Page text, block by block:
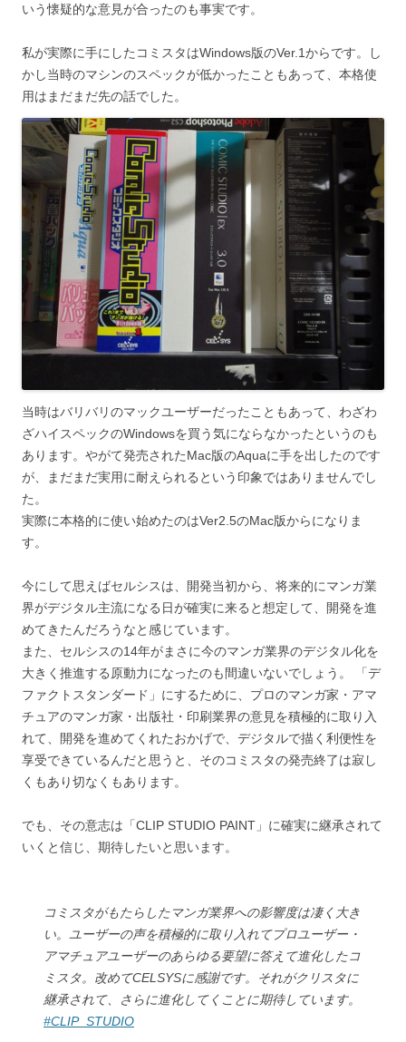
いう懐疑的な意見が合ったのも事実です。
私が実際に手にしたコミスタはWindows版のVer.1からです。し
かし当時のマシンのスペックが低かったこともあって、本格使
用はまだまだ先の話でした。
当時はバリバリのマックユーザーだったこともあって、わざわ
ざハイスペックのWindowsを買う気にならなかったというのも
あります。やがて発売されたMac版のAquaに手を出したのです
が、まだまだ実用に耐えられるという印象ではありませんでし
た。
実際に本格的に使い始めたのはVer2.5のMac版からになりま
す。
今にして思えばセルシスは、開発当初から、将来的にマンガ業
界がデジタル主流になる日が確実に来ると想定して、開発を進
めてきたんだろうなと感じています。
また、セルシスの14年がまさに今のマンガ業界のデジタル化を
大きく推進する原動力になったのも間違いないでしょう。 「デ
ファクトスタンダード」にするために、プロのマンガ家・アマ
チュアのマンガ家・出版社・印刷業界の意見を積極的に取り入
れて、開発を進めてくれたおかげで、デジタルで描く利便性を
享受できているんだと思うと、そのコミスタの発売終了は寂し
くもあり切なくもあります。
でも、その意志は「CLIP STUDIO PAINT」に確実に継承されて
いくと信じ、期待したいと思います。
コミスタがもたらしたマンガ業界への影響度は凄く大き
い。ユーザーの声を積極的に取り入れてプロユーザー・
アマチュアユーザーのあらゆる要望に答えて進化したコ
ミスタ。改めてCELSYSに感謝です。それがクリスタに
継承されて、さらに進化してくことに期待しています。
#CLIP_STUDIO